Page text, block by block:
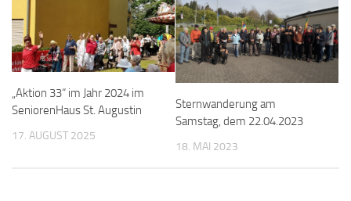
„Aktion 33“ im Jahr 2024 im
SeniorenHaus St. Augustin
17. AUGUST 2025
Sternwanderung am
Samstag, dem 22.04.2023
18. MAI 2023